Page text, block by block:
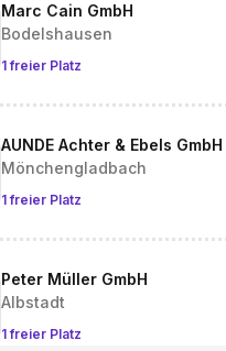
Marc Cain GmbH
Bodelshausen
1 freier Platz
AUNDE Achter & Ebels GmbH
Mönchengladbach
1 freier Platz
Peter Müller GmbH
Albstadt
1 freier Platz